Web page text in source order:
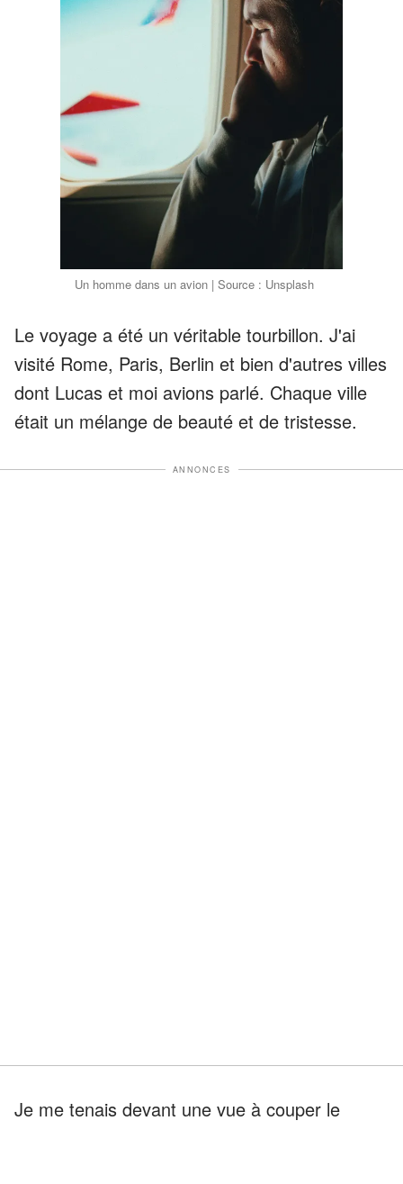
Un homme dans un avion | Source : Unsplash
Le voyage a été un véritable tourbillon. J'ai
visité Rome, Paris, Berlin et bien d'autres villes
dont Lucas et moi avions parlé. Chaque ville
était un mélange de beauté et de tristesse.
ANNONCES
Je me tenais devant une vue à couper le